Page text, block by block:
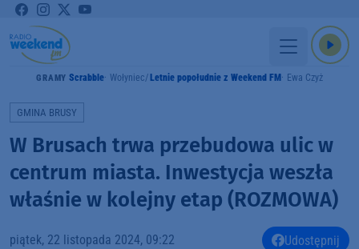
GRAMY Scrabble Wołyniec Letnie popołudnie z Weekend FM Ewa Czyż
GMINA BRUSY
W Brusach trwa przebudowa ulic w
centrum miasta. Inwestycja weszła
właśnie w kolejny etap (ROZMOWA)
piątek, 22 listopada 2024, 09:22 Udostępnij